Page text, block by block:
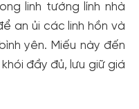
linh tướng lính nhà
an ủi các linh hồn và
yên. Miếu này đến
đầy đủ, lưu giữ giá